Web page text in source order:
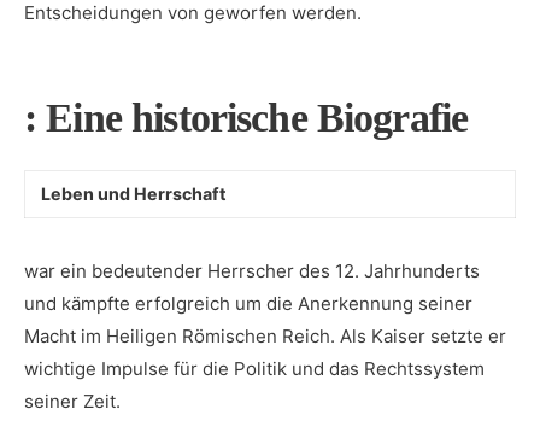
Entscheidungen‌ von geworfen werden.
: Eine historische Biografie
Leben⁣ und Herrschaft
war ‌ein ⁣bedeutender Herrscher des‌ 12. Jahrhunderts
und kämpfte erfolgreich um die Anerkennung seiner ​
Macht im Heiligen Römischen Reich. Als Kaiser setzte er
wichtige Impulse für die Politik und das Rechtssystem
seiner Zeit.